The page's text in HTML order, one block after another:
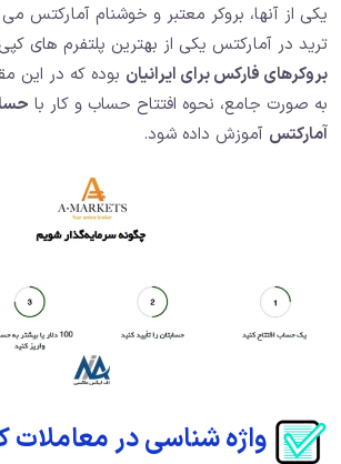
یکی از آنها، بروکر معتبر و خوشنام آمارکتس
ترید در آمارکتس یکی از بهترین پلتفرم های
بروکرهای فارکس برای ایرانیان بوده که در این
به صورت جامع، نحوه افتتاح حساب و کار با
آمارکتس آموزش داده شود.
واژه شناسی در معاملات